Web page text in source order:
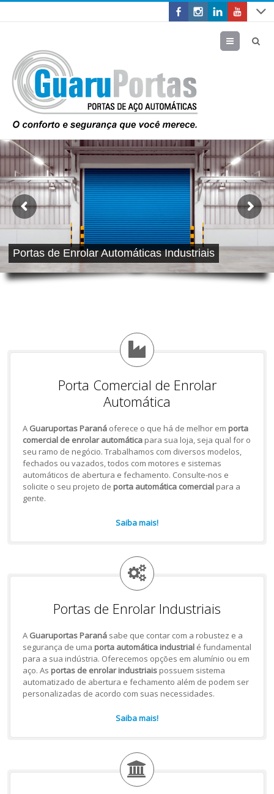
Menu
Portas de Enrolar Automáticas Industriais
Porta Comercial de Enrolar
Automática
A Guaruportas Paranáoferece o que há de melhor em porta
comercial de enrolar automáticapara sua loja, seja qual for o
seu ramo de negócio. Trabalhamos com diversos modelos,
fechados ou vazados, todos com motores e sistemas
automáticos de abertura e fechamento. Consulte-nos e
solicite o seu projeto de porta automática comercialpara a
gente.
Saiba mais!
Portas de Enrolar Industriais
A Guaruportas Paranásabe que contar com a robustez e a
segurança de uma porta automática industrialé fundamental
para a sua indústria. Oferecemos opções em alumínio ou em
aço. As portas de enrolar industriaispossuem sistema
automatizado de abertura e fechamento além de podem ser
personalizadas de acordo com suas necessidades.
Saiba mais!